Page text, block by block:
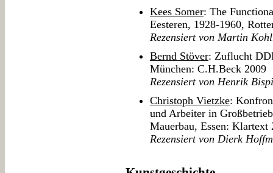
Kees Somer: The
Eesteren, 1928-1960,
Rezensiert von Martin
Bernd Stöver: Zuflucht
München: C.H.Beck 2009
Rezensiert von Henrik
Christoph Vietzke:
und Arbeiter in
Mauerbau, Essen: Klartext
Rezensiert von Dierk